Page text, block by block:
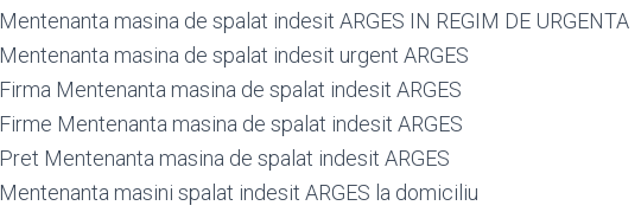
Mentenanta masina de spalat indesit ARGES IN REGIM DE URGENTA
Mentenanta masina de spalat indesit urgent ARGES
Firma Mentenanta masina de spalat indesit ARGES
Firme Mentenanta masina de spalat indesit ARGES
Pret Mentenanta masina de spalat indesit ARGES
Mentenanta masini spalat indesit ARGES la domiciliu